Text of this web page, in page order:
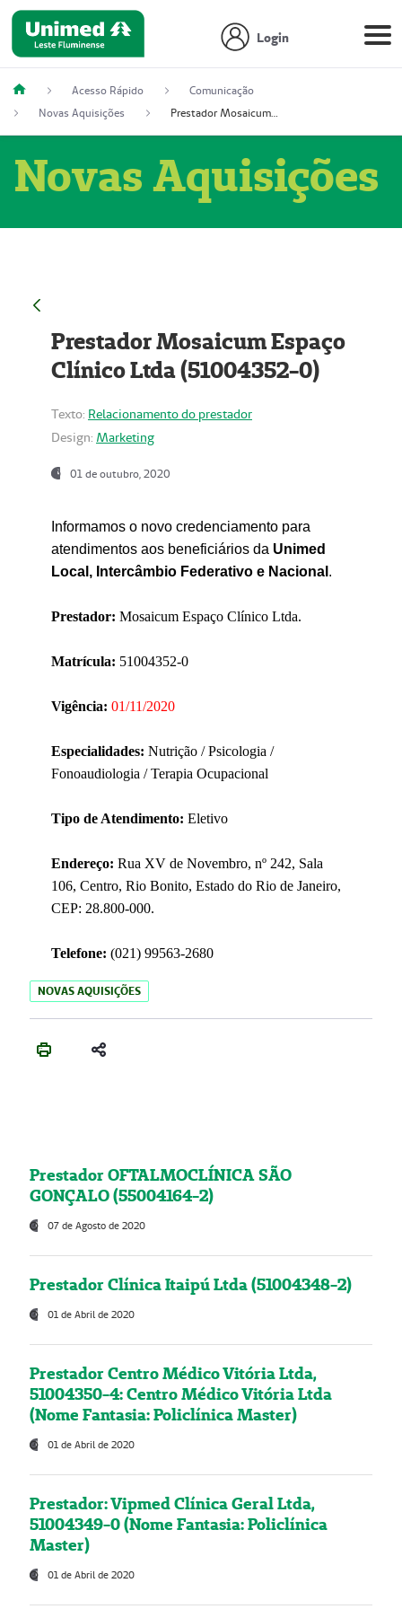
Login
Acesso Rápido
Comunicação
Novas Aquisições
Prestador Mosaicum Espaço Clínico Ltda (51004352-0)
Novas Aquisições
Prestador Mosaicum Espaço
Clínico Ltda (51004352-0)
Texto: Relacionamento do prestador
Design: Marketing
01 de outubro, 2020
Informamos o novo credenciamento para
atendimentos aos beneficiários da Unimed
Local, Intercâmbio Federativo e Nacional .
Prestador: Mosaicum Espaço Clínico Ltda.
Matrícula: 51004352-0
Vigência: 01/11/2020
Especialidades: Nutrição / Psicologia /
Fonoaudiologia / Terapia Ocupacional
Tipo de Atendimento: Eletivo
Endereço: Rua XV de Novembro, nº 242, Sala
106, Centro, Rio Bonito, Estado do Rio de Janeiro,
CEP: 28.800-000.
Telefone: (021) 99563-2680
NOVAS AQUISIÇÕES
Prestador OFTALMOCLÍNICA SÃO
GONÇALO (55004164-2)
07 de Agosto de 2020
Prestador Clínica Itaipú Ltda (51004348-2)
01 de Abril de 2020
Prestador Centro Médico Vitória Ltda,
51004350-4: Centro Médico Vitória Ltda
(Nome Fantasia: Policlínica Master)
01 de Abril de 2020
Prestador: Vipmed Clínica Geral Ltda,
51004349-0 (Nome Fantasia: Policlínica
Master)
01 de Abril de 2020